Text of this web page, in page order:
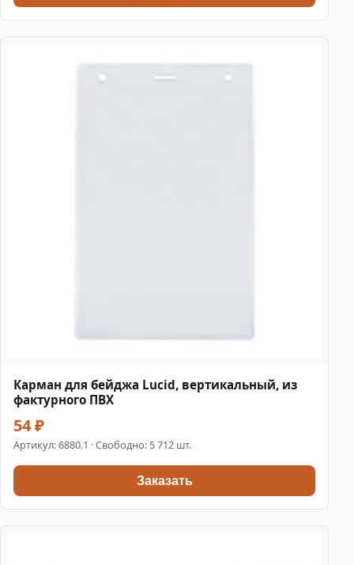
Карман для бейджа Lucid, вертикальный, из
фактурного ПВХ
54 ₽
Артикул:6880.1 · Свободно: 5 712 шт.
Заказать